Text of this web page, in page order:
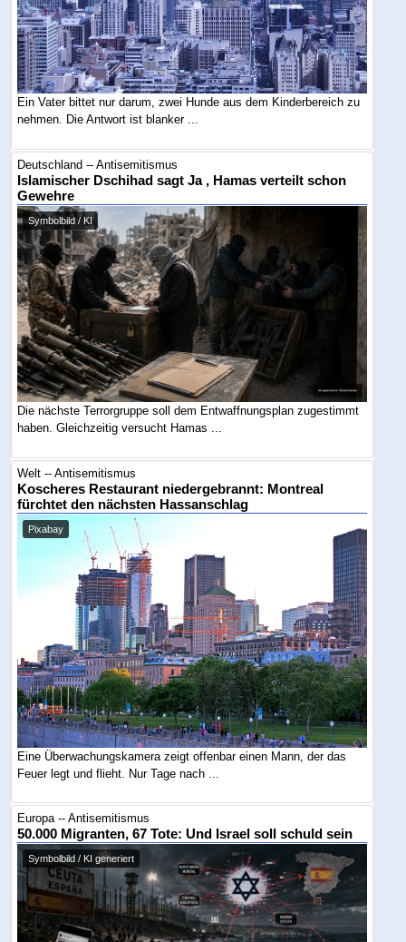
Ein Vater bittet nur darum, zwei Hunde aus dem Kinderbereich zu
nehmen. Die Antwort ist blanker ...
Deutschland -- Antisemitismus
Islamischer Dschihad sagt Ja , Hamas verteilt schon
Gewehre
Symbolbild / KI
Die nächste Terrorgruppe soll dem Entwaffnungsplan zugestimmt
haben. Gleichzeitig versucht Hamas ...
Welt -- Antisemitismus
Koscheres Restaurant niedergebrannt: Montreal
fürchtet den nächsten Hassanschlag
Pixabay
Eine Überwachungskamera zeigt offenbar einen Mann, der das
Feuer legt und flieht. Nur Tage nach ...
Europa -- Antisemitismus
50.000 Migranten, 67 Tote: Und Israel soll schuld sein
Symbolbild / KI generiert